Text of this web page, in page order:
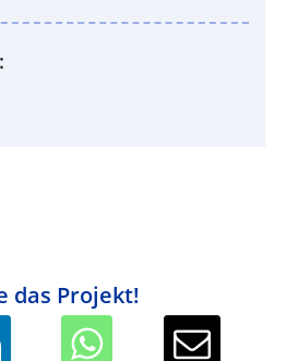
das Projekt!